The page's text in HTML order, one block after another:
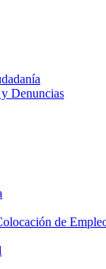
Denuncias
de